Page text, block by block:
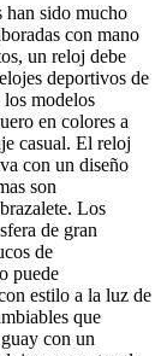
han sido mucho
con mano
un reloj debe
deportivos de
modelos
en colores a
casual. El reloj
con un diseño
son
Los
de gran
de
puede
estilo a la luz de
que
con un